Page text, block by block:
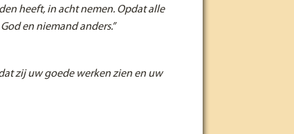
heeft, in acht nemen. Opdat alle
en niemand anders.”
zij uw goede werken zien en uw